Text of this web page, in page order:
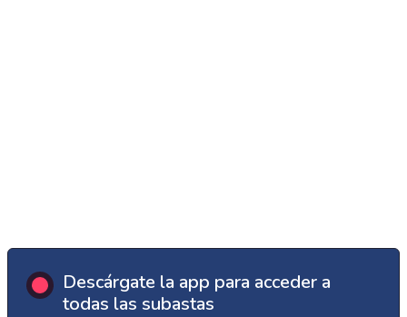
Descárgate la app para acceder a
todas las subastas